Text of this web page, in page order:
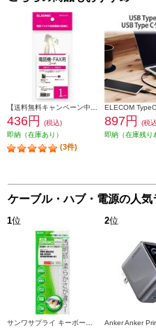
436円
(税込)
即納（在庫あり）
(3件)
897円
(税
即納（在庫残り
ケーブル・ハブ・電源の人気
1位 2位